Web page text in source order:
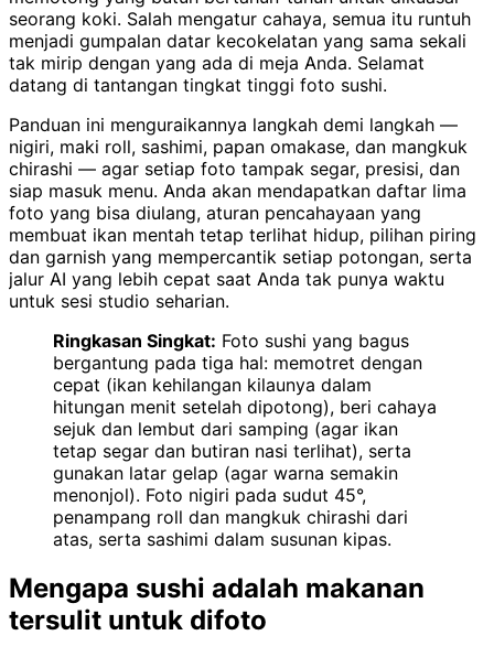
seorang koki. Salah mengatur cahaya, semua itu runtuh
menjadi gumpalan datar kecokelatan yang sama sekali
tak mirip dengan yang ada di meja Anda. Selamat
datang di tantangan tingkat tinggi foto sushi.
Panduan ini menguraikannya langkah demi langkah —
nigiri, maki roll, sashimi, papan omakase, dan mangkuk
chirashi — agar setiap foto tampak segar, presisi, dan
siap masuk menu. Anda akan mendapatkan daftar lima
foto yang bisa diulang, aturan pencahayaan yang
membuat ikan mentah tetap terlihat hidup, pilihan piring
dan garnish yang mempercantik setiap potongan, serta
jalur AI yang lebih cepat saat Anda tak punya waktu
untuk sesi studio seharian.
Ringkasan Singkat: Foto sushi yang bagus
bergantung pada tiga hal: memotret dengan
cepat (ikan kehilangan kilaunya dalam
hitungan menit setelah dipotong), beri cahaya
sejuk dan lembut dari samping (agar ikan
tetap segar dan butiran nasi terlihat), serta
gunakan latar gelap (agar warna semakin
menonjol). Foto nigiri pada sudut 45°,
penampang roll dan mangkuk chirashi dari
atas, serta sashimi dalam susunan kipas.
Mengapa sushi adalah makanan
tersulit untuk difoto